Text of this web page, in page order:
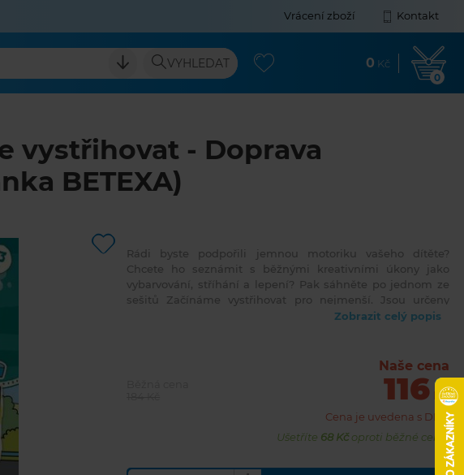
Vrácení zboží Kontakt
VYHLEDAT 0 Kč
0
vystřihovat - Doprava
BETEXA)
Rádi byste podpořili jemnou motoriku vašeho dítěte?
Chcete ho seznámit s běžnými kreativními úkony jako
vybarvování, stříhání a lepení? Pak sáhněte po jednom ze
sešitů Začínáme vystřihovat pro nejmenší. Jsou určeny
dětem od 3 let, ale zabaví kdejakého předškoláka. Ideální
Zobrazit celý popis
Naše cena
116Kč
Cena je uvedena s DPH
Ušetříte 68 Kčoproti běžné ceně.